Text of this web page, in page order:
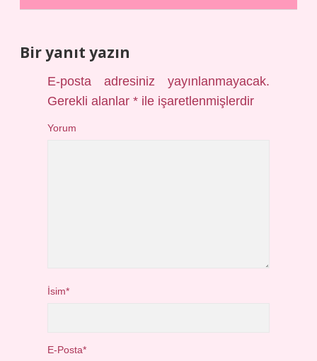
Bir yanıt yazın
E-posta adresiniz yayınlanmayacak.
Gerekli alanlar* ile işaretlenmişlerdir
Yorum
İsim*
E-Posta*